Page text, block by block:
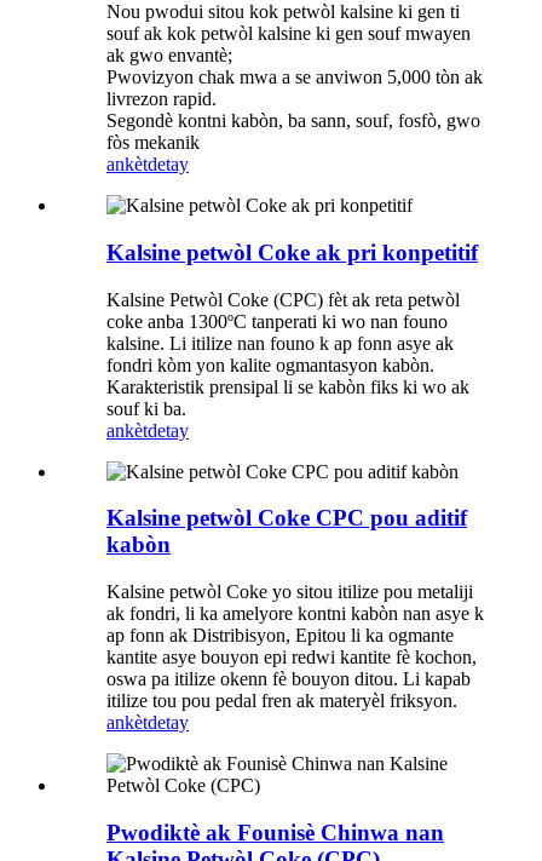
Nou pwodui sitou kok petwòl kalsine ki gen ti
souf ak kok petwòl kalsine ki gen souf mwayen
ak gwo envantè;
Pwovizyon chak mwa a se anviwon 5,000 tòn ak
livrezon rapid.
Segondè kontni kabòn, ba sann, souf, fosfò, gwo
fòs mekanik
ankètdetay
Kalsine petwòl Coke ak pri konpetitif
Kalsine Petwòl Coke (CPC) fèt ak reta petwòl
coke anba 1300ºC tanperati ki wo nan founo
kalsine. Li itilize nan founo k ap fonn asye ak
fondri kòm yon kalite ogmantasyon kabòn.
Karakteristik prensipal li se kabòn fiks ki wo ak
souf ki ba.
ankètdetay
Kalsine petwòl Coke CPC pou aditif
kabòn
Kalsine petwòl Coke yo sitou itilize pou metaliji
ak fondri, li ka amelyore kontni kabòn nan asye k
ap fonn ak Distribisyon, Epitou li ka ogmante
kantite asye bouyon epi redwi kantite fè kochon,
oswa pa itilize okenn fè bouyon ditou. Li kapab
itilize tou pou pedal fren ak materyèl friksyon.
ankètdetay
Pwodiktè ak Founisè Chinwa nan